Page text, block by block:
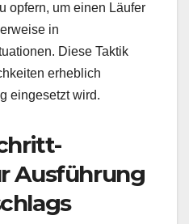
opfern, um einen Läufer
in
Diese Taktik
erheblich
eingesetzt wird.
Ausführung